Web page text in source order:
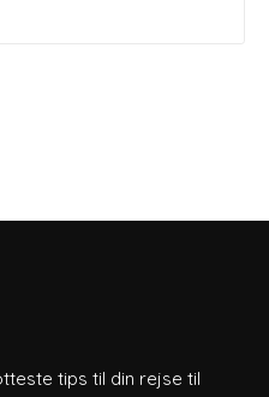
tips til din rejse til